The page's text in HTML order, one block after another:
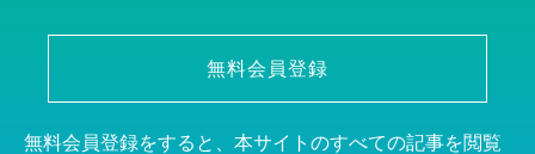
無料会員登録
無料会員登録をすると、本サイトのすべての記事を閲覧